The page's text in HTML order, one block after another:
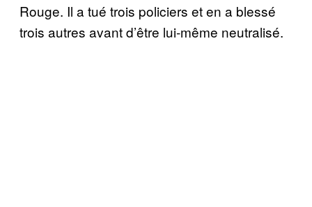
Rouge. Il a tué trois policiers et en a blessé
trois autres avant d’être lui-même neutralisé.